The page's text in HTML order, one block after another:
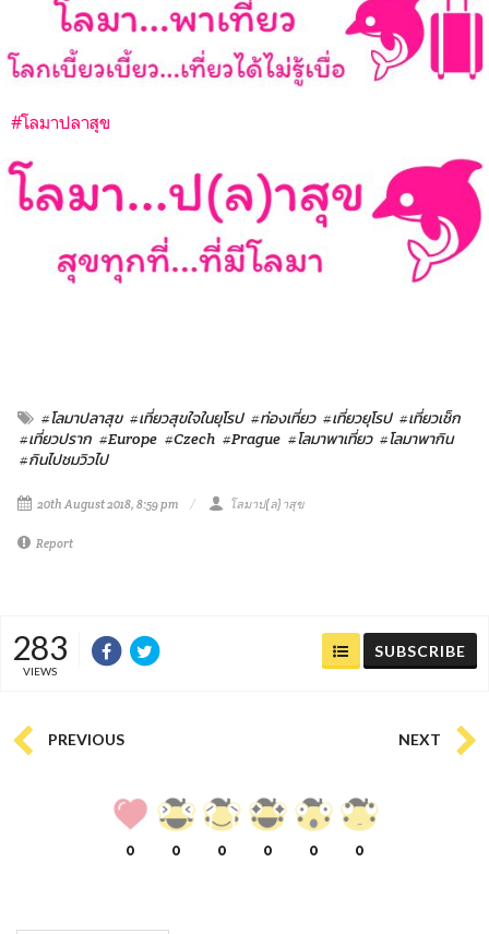
#โลมาปลาสุข
#โลมาปลาสุข #เที่ยวสุขใจในยุโรป #ท่องเที่ยว #เที่ยวยุโรป #เที่ยวเช็ก
#เที่ยวปราก #Europe #Czech #Prague #โลมาพาเที่ยว #โลมาพากิน
#กินไปชมวิวไป
20th August 2018, 8:59 pm โลมาป(ล)าสุข
Report
283
VIEWS
SUBSCRIBE
PREVIOUS NEXT
0 0 0 0 0 0